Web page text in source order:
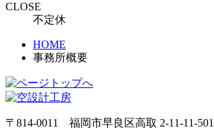
CLOSE
不定休
HOME
事務所概要
〒814-0011 福岡市早良区高取 2-11-11-501